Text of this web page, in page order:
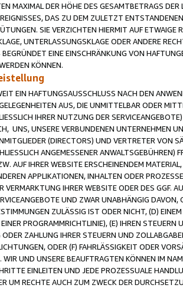
MAXIMAL DER HÖHE DES GESAMTBETRAGS
DAS ZU DEM ZULETZT
SIE VERZICHTEN HIERMIT AUF
UNTERLASSUNGSKLAGE ODER ANDERE
EINE EINSCHRÄNKUNG VON
KÖNNEN.
EIN HAFTUNGSAUSSCHLUSS NACH DEN
AUS, DIE UNMITTELBAR ODER
IHRER NUTZUNG DER
UNS, UNSERE VERBUNDENEN UNTERNEHMEN
(DIRECTORS) UND VERTRETER VON
ANGEMESSENER
AUF IHRER WEBSITE ERSCHEINENDEM
APPLIKATIONEN, INHALTEN ODER
VERMARKTUNG IHRER WEBSITE ODER DES GGF.
UND ZWAR UNABHÄNGIG
ZULÄSSIG IST ODER NICHT, (D)
PROGRAMMRICHTLINIE), (E) IHREN
ZAHLUNG IHRER STEUERN UND
ODER (F) FAHRLÄSSIGKEIT ODER
WIR UND UNSERE BEAUFTRAGTEN KÖNNEN IM
EINLEITEN UND JEDE PROZESSUALE
UM RECHTE AUCH ZUM ZWECK DER